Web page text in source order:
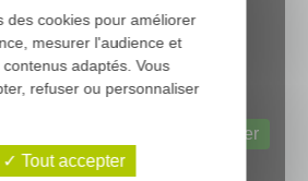
Autoriser
des cookies pour améliorer
mesurer l'audience et
adaptés. Vous
refuser ou personnaliser
Tout accepter